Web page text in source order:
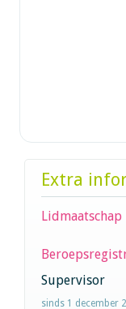
Extra
Lidmaatschap
Supervisor
sinds 1 december